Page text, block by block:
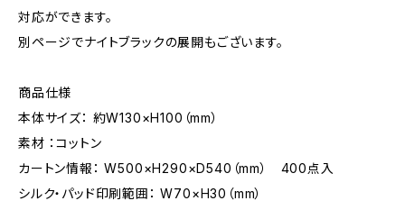
対応ができます。
別ページでナイトブラックの展開もございます。
商品仕様
本体サイズ： 約W130×H100（mm）
素材 ：コットン
カートン情報： W500×H290×D540（mm） 400点入
シルク・パッド印刷範囲： W70×H30（mm）